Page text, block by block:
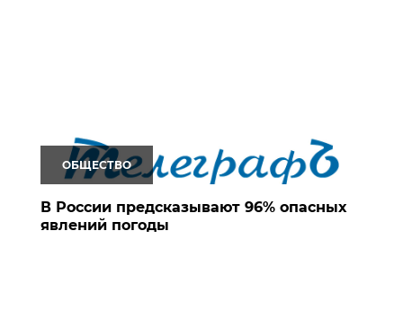
ОБЩЕСТВО
В России предсказывают 96% опасных
явлений погоды